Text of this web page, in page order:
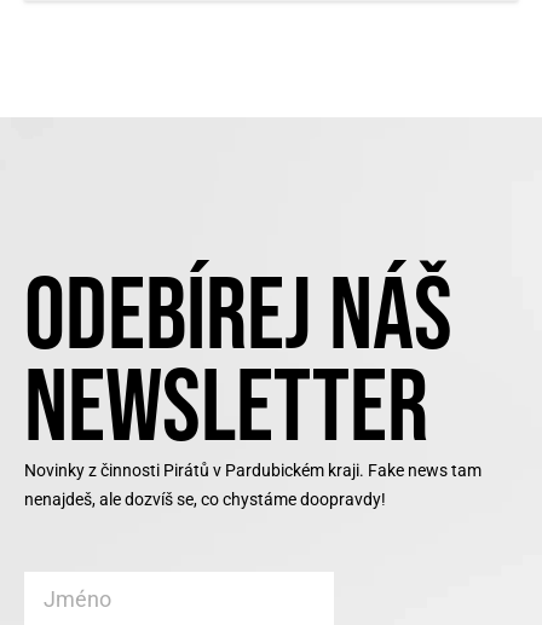
ODEBÍREJ NÁŠ
NEWSLETTER
Novinky z činnosti Pirátů v Pardubickém kraji. Fake news tam
nenajdeš, ale dozvíš se, co chystáme doopravdy!